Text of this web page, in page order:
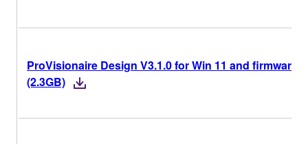
ProVisionaire Design V3.1.0 for Win 11 and firmware
(2.3GB)